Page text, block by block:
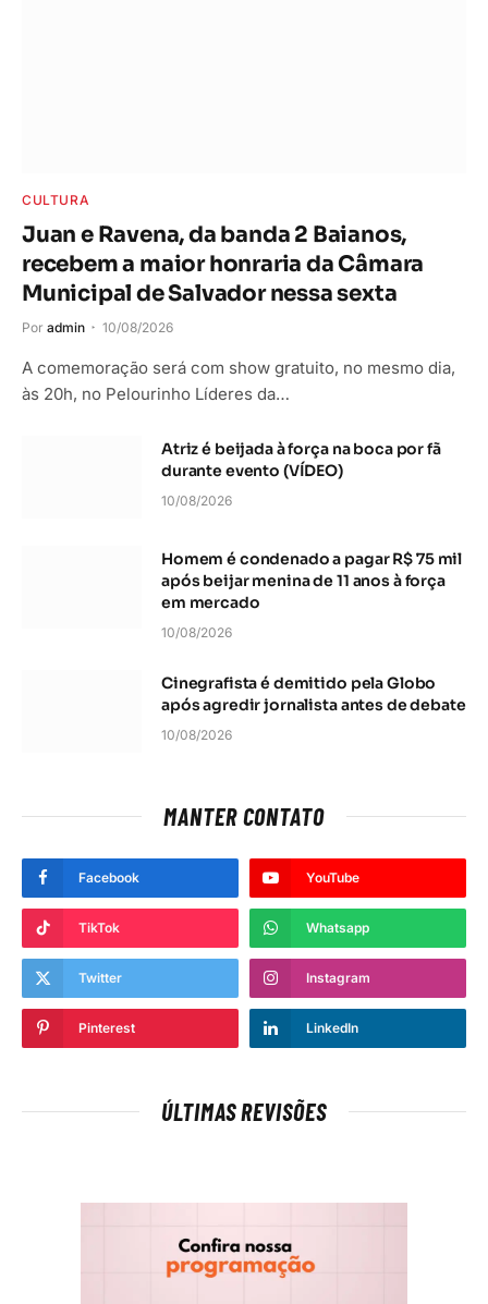
CULTURA
Juan e Ravena, da banda 2 Baianos,
recebem a maior honraria da Câmara
Municipal de Salvador nessa sexta
Por admin 10/08/2026
A comemoração será com show gratuito, no mesmo dia,
às 20h, no Pelourinho Líderes da…
Atriz é beijada à força na boca por fã
durante evento (VÍDEO)
10/08/2026
Homem é condenado a pagar R$ 75 mil
após beijar menina de 11 anos à força
em mercado
10/08/2026
Cinegrafista é demitido pela Globo
após agredir jornalista antes de debate
10/08/2026
MANTER CONTATO
Facebook YouTube
TikTok Whatsapp
Twitter Instagram
Pinterest LinkedIn
ÚLTIMAS REVISÕES